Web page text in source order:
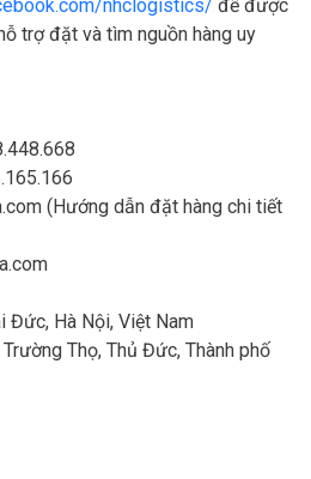
nhclogistics/ để được
trợ đặt và tìm nguồn hàng uy
(Hướng dẫn đặt hàng chi tiết
Đức, Hà Nội, Việt Nam
Thọ, Thủ Đức, Thành phố